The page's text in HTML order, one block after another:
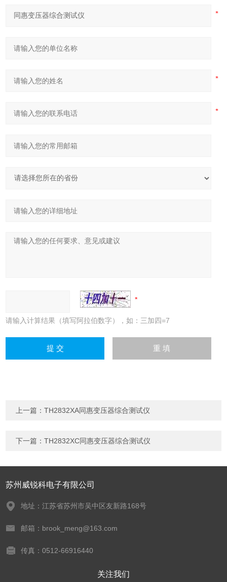
请输入计算结果（填写阿拉伯数字），如：三加四=7
上一篇：TH2832XA同惠变压器综合测试仪
下一篇：TH2832XC同惠变压器综合测试仪
苏州威锐科电子有限公司
地址：江苏省苏州市吴中区友新路168号
邮箱：brook_meng@163.com
传真：0512-66916440
关注我们